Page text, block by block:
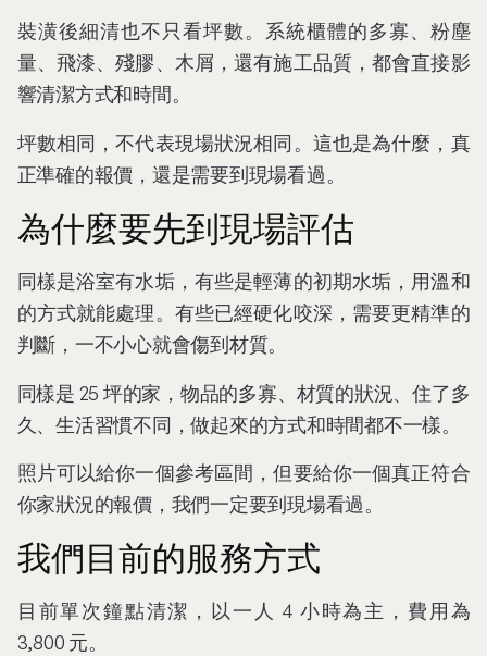
裝潢後細清也不只看坪數。系統櫃體的多寡、粉塵
量、飛漆、殘膠、木屑，還有施工品質，都會直接影
響清潔方式和時間。
坪數相同，不代表現場狀況相同。這也是為什麼，真
正準確的報價，還是需要到現場看過。
為什麼要先到現場評估
同樣是浴室有水垢，有些是輕薄的初期水垢，用溫和
的方式就能處理。有些已經硬化咬深，需要更精準的
判斷，一不小心就會傷到材質。
同樣是 25 坪的家，物品的多寡、材質的狀況、住了多
久、生活習慣不同，做起來的方式和時間都不一樣。
照片可以給你一個參考區間，但要給你一個真正符合
你家狀況的報價，我們一定要到現場看過。
我們目前的服務方式
目前單次鐘點清潔，以一人 4 小時為主，費用為
3,800 元。